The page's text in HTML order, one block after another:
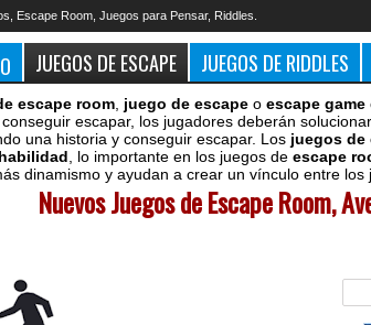
Escape Room, Juegos para Pensar, Riddles.
JUEGOS DE ESCAPE JUEGOS DE RIDDLES
escape room juego de escape o escape game
escapar, los jugadores deberán
una historia y conseguir escapar. Los juegos de
, lo importante en los juegos de escape
dinamismo y ayudan a crear un vínculo entre los
Nuevos Juegos de Escape Room,